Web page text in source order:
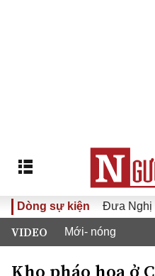
Dòng sự kiện
XVI Đưa Nghị
VIDEO Mới- nóng
Kho pháo hoa ở